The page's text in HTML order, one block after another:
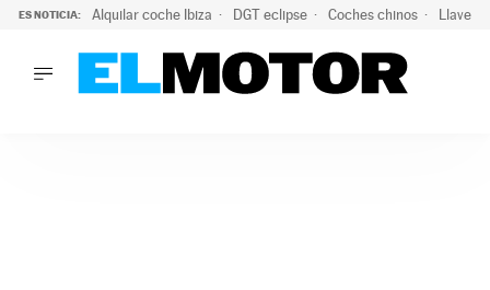
ES NOTICIA: Alquilar coche Ibiza DGT eclipse Coches chinos Llaves